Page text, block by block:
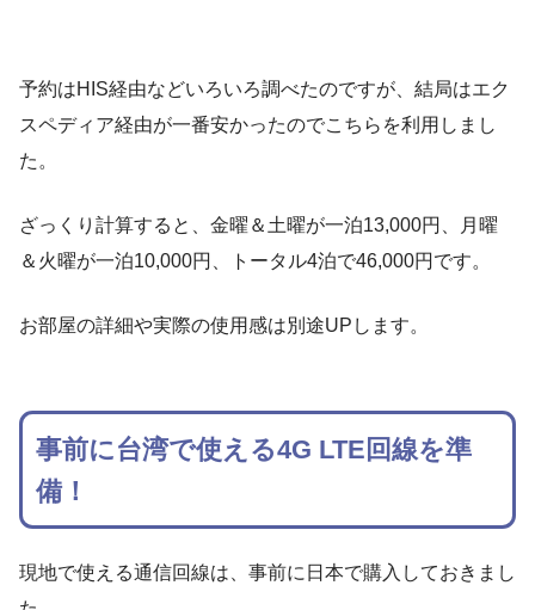
予約はHIS経由などいろいろ調べたのですが、結局はエク
スペディア経由が一番安かったのでこちらを利用しまし
た。
ざっくり計算すると、金曜＆土曜が一泊13,000円、月曜
＆火曜が一泊10,000円、トータル4泊で46,000円です。
お部屋の詳細や実際の使用感は別途UPします。
事前に台湾で使える4G LTE回線を準
備！
現地で使える通信回線は、事前に日本で購入しておきまし